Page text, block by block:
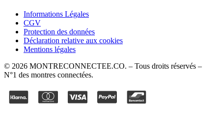
Informations Légales
CGV
Protection des données
Déclaration relative aux cookies
Mentions légales
© 2026 MONTRECONNECTEE.CO. – Tous droits réservés –
N°1 des montres connectées.